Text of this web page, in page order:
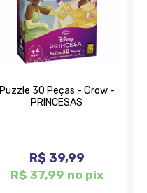
Puzzle 30 Peças - Grow -
PRINCESAS
R$ 39,99
R$ 37,99 no pix